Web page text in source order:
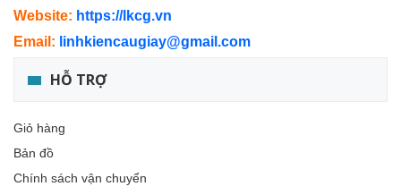
Website: https://lkcg.vn
Email: linhkiencaugiay@gmail.com
HỖ TRỢ
Giỏ hàng
Bản đồ
Chính sách vận chuyển